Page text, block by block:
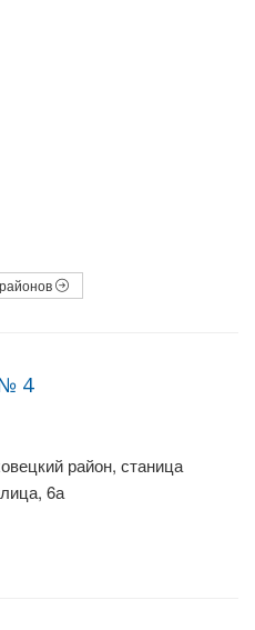
4
район, станица
6а